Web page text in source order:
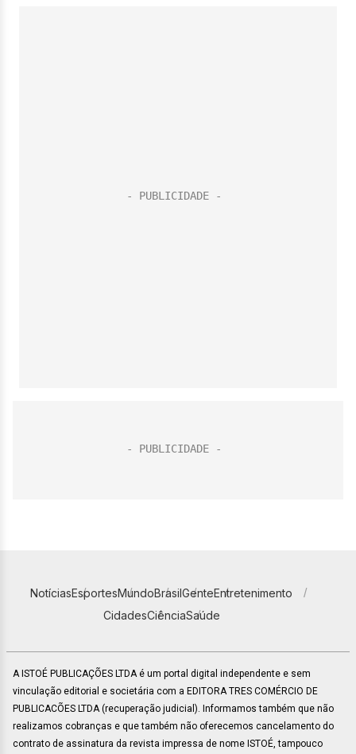
NotíciasEsportesMundoBrasilGenteEntretenimento
CidadesCiênciaSaúde
A ISTOÉ PUBLICAÇÕES LTDA é um portal digital independente e sem
vinculação editorial e societária com a EDITORA TRES COMÉRCIO DE
PUBLICACÕES LTDA (recuperação judicial). Informamos também que não
realizamos cobranças e que também não oferecemos cancelamento do
contrato de assinatura da revista impressa de nome ISTOÉ, tampouco